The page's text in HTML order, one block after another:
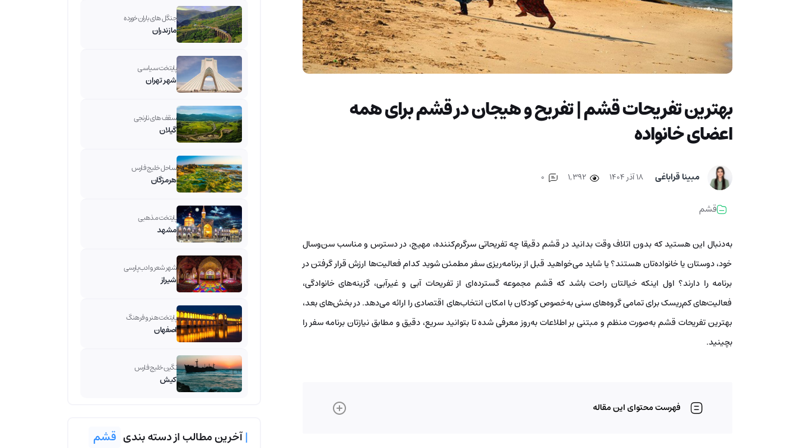
بهترین تفریحات قشم | تفریح و هیجان در قشم برای همه
اعضای خانواده
مبینا قراباغی ۱۸ آذر ۱۴۰۴ 1,392
قشم
به‌دنبال این هستید که بدون اتلاف وقت بدانید در قشم دقیقا چه تفریحاتی سرگرم‌کننده، مهیج، در دسترس و مناسب سن‌وسال
خود، دوستان یا خانواده‌تان هستند؟ یا شاید می‌خواهید قبل از برنامه‌ریزی سفر مطمئن شوید کدام فعالیت‌ها ارزش قرار گرفتن در
برنامه را دارند؟ اول اینکه خیالتان راحت باشد که قشم مجموعه گسترده‌ای از تفریحات آبی و غیرآبی، گزینه‌های خانوادگی،
فعالیت‌های کم‌ریسک برای تمامی گروه‌های سنی به‌خصوص کودکان با امکان انتخاب‌های اقتصادی را ارائه می‌دهد. در بخش‌های بعد،
بهترین تفریحات قشم به‌صورت منظم و مبتنی بر اطلاعات به‌روز معرفی شده تا بتوانید سریع، دقیق و مطابق نیازتان برنامه سفر را
بچینید.
فهرست محتوای این مقاله
جنگل های باران خورده
مازندران
پایتخت سیاسی
شهر تهران
سقف های نارنجی
گیلان
ساحل خلیج فارس
هرمزگان
پایتخت مذهبی
مشهد
شهر شعر و ادب پارسی
شیراز
پایتخت هنر و فرهنگ
اصفهان
نگین خلیج فارس
کیش
|آخرین مطالب از دسته بندی قشم